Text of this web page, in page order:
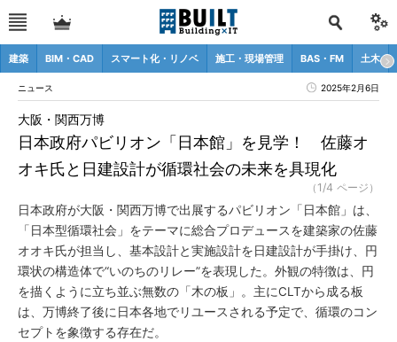
建築 BIM・CAD スマート化・リノベ 施工・現場管理 BAS・FM 土木
ニュース 2025年2月6日
日本政府パビリオン「日本館」を見学！ 佐藤オ
オキ氏と日建設計が循環社会の未来を具現化
大阪・関西万博
（1/4 ページ）
日本政府が大阪・関西万博で出展するパビリオン「日本館」は、
「日本型循環社会」をテーマに総合プロデュースを建築家の佐藤
オオキ氏が担当し、基本設計と実施設計を日建設計が手掛け、円
環状の構造体で“いのちのリレー”を表現した。外観の特徴は、円
を描くように立ち並ぶ無数の「木の板」。主にCLTから成る板
は、万博終了後に日本各地でリユースされる予定で、循環のコン
セプトを象徴する存在だ。